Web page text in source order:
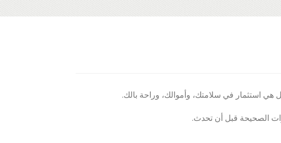
هي استثمار في سلامتك، وأموالك، وراحة بالك.
الصحيحة قبل أن تحدث.